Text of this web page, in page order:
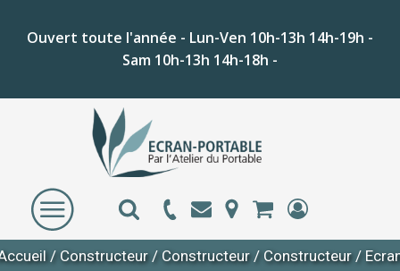
Ouvert toute l'année - Lun-Ven 10h-13h 14h-19h -
Sam 10h-13h 14h-18h -
/ Constructeur / Constructeur / Constructeur /